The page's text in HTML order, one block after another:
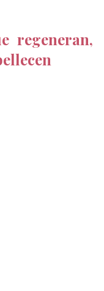
regeneran,